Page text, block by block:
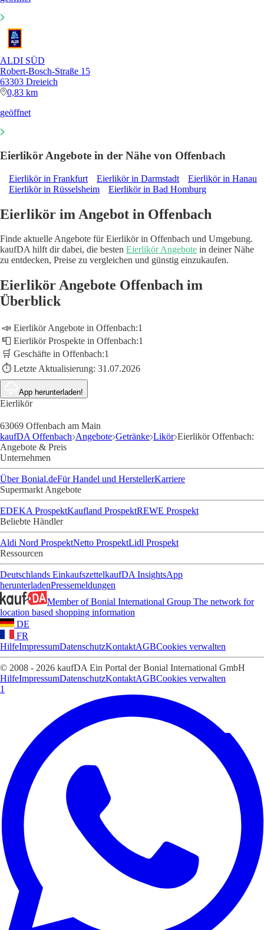
ALDI SÜD
Robert-Bosch-Straße 15
63303 Dreieich
0,83 km
geöffnet
Eierlikör Angebote in der Nähe von Offenbach
Eierlikör in Frankfurt Eierlikör in Darmstadt
Eierlikör in Hanau
Eierlikör in Rüsselsheim
Eierlikör in Bad Homburg
Eierlikör im Angebot in Offenbach
Finde aktuelle Angebote für Eierlikör in Offenbach und Umgebung.
kaufDA hilft dir dabei, die besten Eierlikör Angebote in deiner Nähe
zu entdecken, Preise zu vergleichen und günstig einzukaufen.
Eierlikör Angebote Offenbach im
Überblick
📣 Eierlikör Angebote in Offenbach:1
📮 Eierlikör Prospekte in Offenbach:1
🛒 Geschäfte in Offenbach:1
⏱️ Letzte Aktualisierung: 31.07.2026
App herunterladen!
Eierlikör
63069 Offenbach am Main
kaufDA Offenbach Angebote Getränke Likör Eierlikör Offenbach:
Angebote & Preis
Unternehmen
Über Bonial.deFür Handel und HerstellerKarriere
Supermarkt Angebote
EDEKA ProspektKaufland ProspektREWE Prospekt
Beliebte Händler
Aldi Nord ProspektNetto ProspektLidl Prospekt
Ressourcen
Deutschlands EinkaufszettelkaufDA InsightsApp
herunterladenPressemeldungen
Member of Bonial International Group The network for
location based shopping information
DE
FR
HilfeImpressumDatenschutzKontaktAGBCookies verwalten
© 2008 - 2026 kaufDA Ein Portal der Bonial International GmbH
HilfeImpressumDatenschutzKontaktAGBCookies verwalten
1